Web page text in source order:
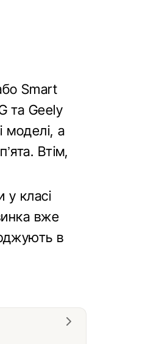
Smart
та Geely
моделі, а
Втім,
у класі
вже
в